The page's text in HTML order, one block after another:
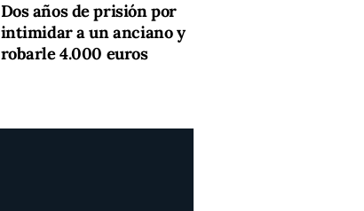
Dos años de prisión por
intimidar a un anciano y
robarle 4.000 euros